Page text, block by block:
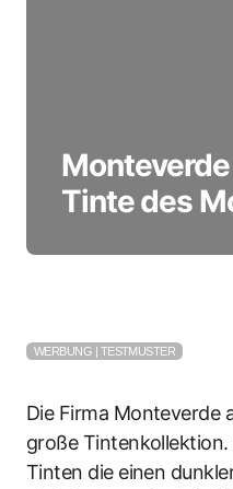
Tinte des
WERBUNG | TESTMUSTER
Die Firma Monteverde
große
Tinten die einen